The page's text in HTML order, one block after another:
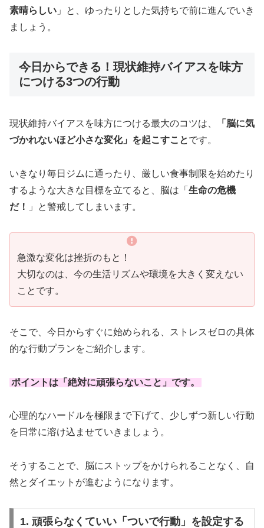
素晴らしい 」と、ゆったりとした気持ちで前に進んでいき
ましょう。
今日からできる！現状維持バイアスを味方
につける3つの行動
現状維持バイアスを味方につける最大のコツは、 「 脳に気
づかれないほど小さな変化」を起こすことです。
いきなり毎日ジムに通ったり、厳しい食事制限を始めたり
するような大きな目標を立てると、脳は「 生命の危機
だ！
」と警戒してしまいます。
急激な変化は挫折のもと！
大切なのは、今の生活リズムや環境を大きく変えない
ことです。
そこで、今日からすぐに始められる、ストレスゼロの具体
的な行動プランをご紹介します。
ポイントは「絶対に頑張らないこと 」です。
心理的なハードルを極限まで下げて、少しずつ新しい行動
を日常に溶け込ませていきましょう。
そうすることで、脳にストップをかけられることなく、自
然とダイエットが進むようになります。
1. 頑張らなくていい「ついで行動」を設定する